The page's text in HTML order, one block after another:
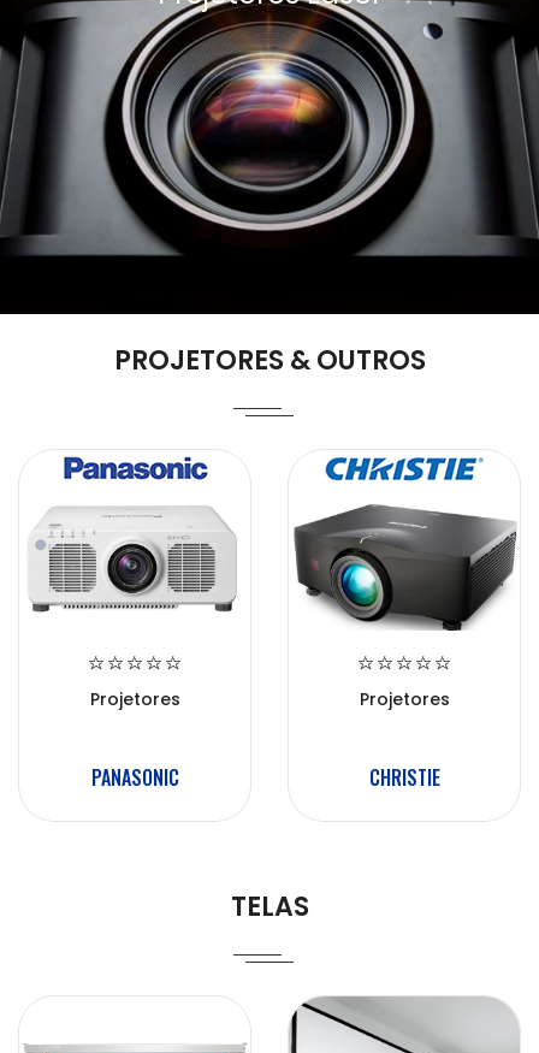
PROJETORES & OUTROS
Projetores
PANASONIC
Projetores
CHRISTIE
TELAS